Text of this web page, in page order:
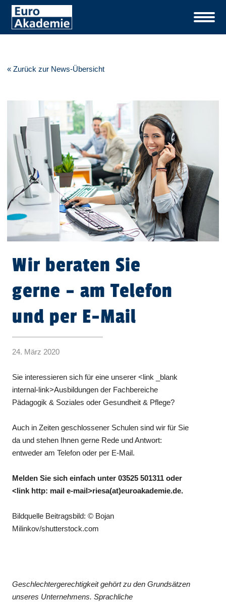
« Zurück zur News-Übersicht
Wir beraten Sie
gerne – am Telefon
und per E-Mail
24. März 2020
Sie interessieren sich für eine unserer <link _blank
internal-link>Ausbildungen der Fachbereiche
Pädagogik & Soziales oder Gesundheit & Pflege?
Auch in Zeiten geschlossener Schulen sind wir für Sie
da und stehen Ihnen gerne Rede und Antwort:
entweder am Telefon oder per E-Mail.
Melden Sie sich einfach unter 03525 501311 oder
<link http: mail e-mail>riesa(at)euroakademie.de.
Bildquelle Beitragsbild: © Bojan
Milinkov/shutterstock.com
Geschlechtergerechtigkeit gehört zu den Grundsätzen
unseres Unternehmens. Sprachliche